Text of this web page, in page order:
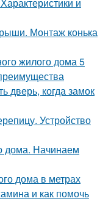
Монтаж конька
жилого дома 5
дверь, когда замок
Устройство
дома. Начинаем
дома в метрах
и как помочь